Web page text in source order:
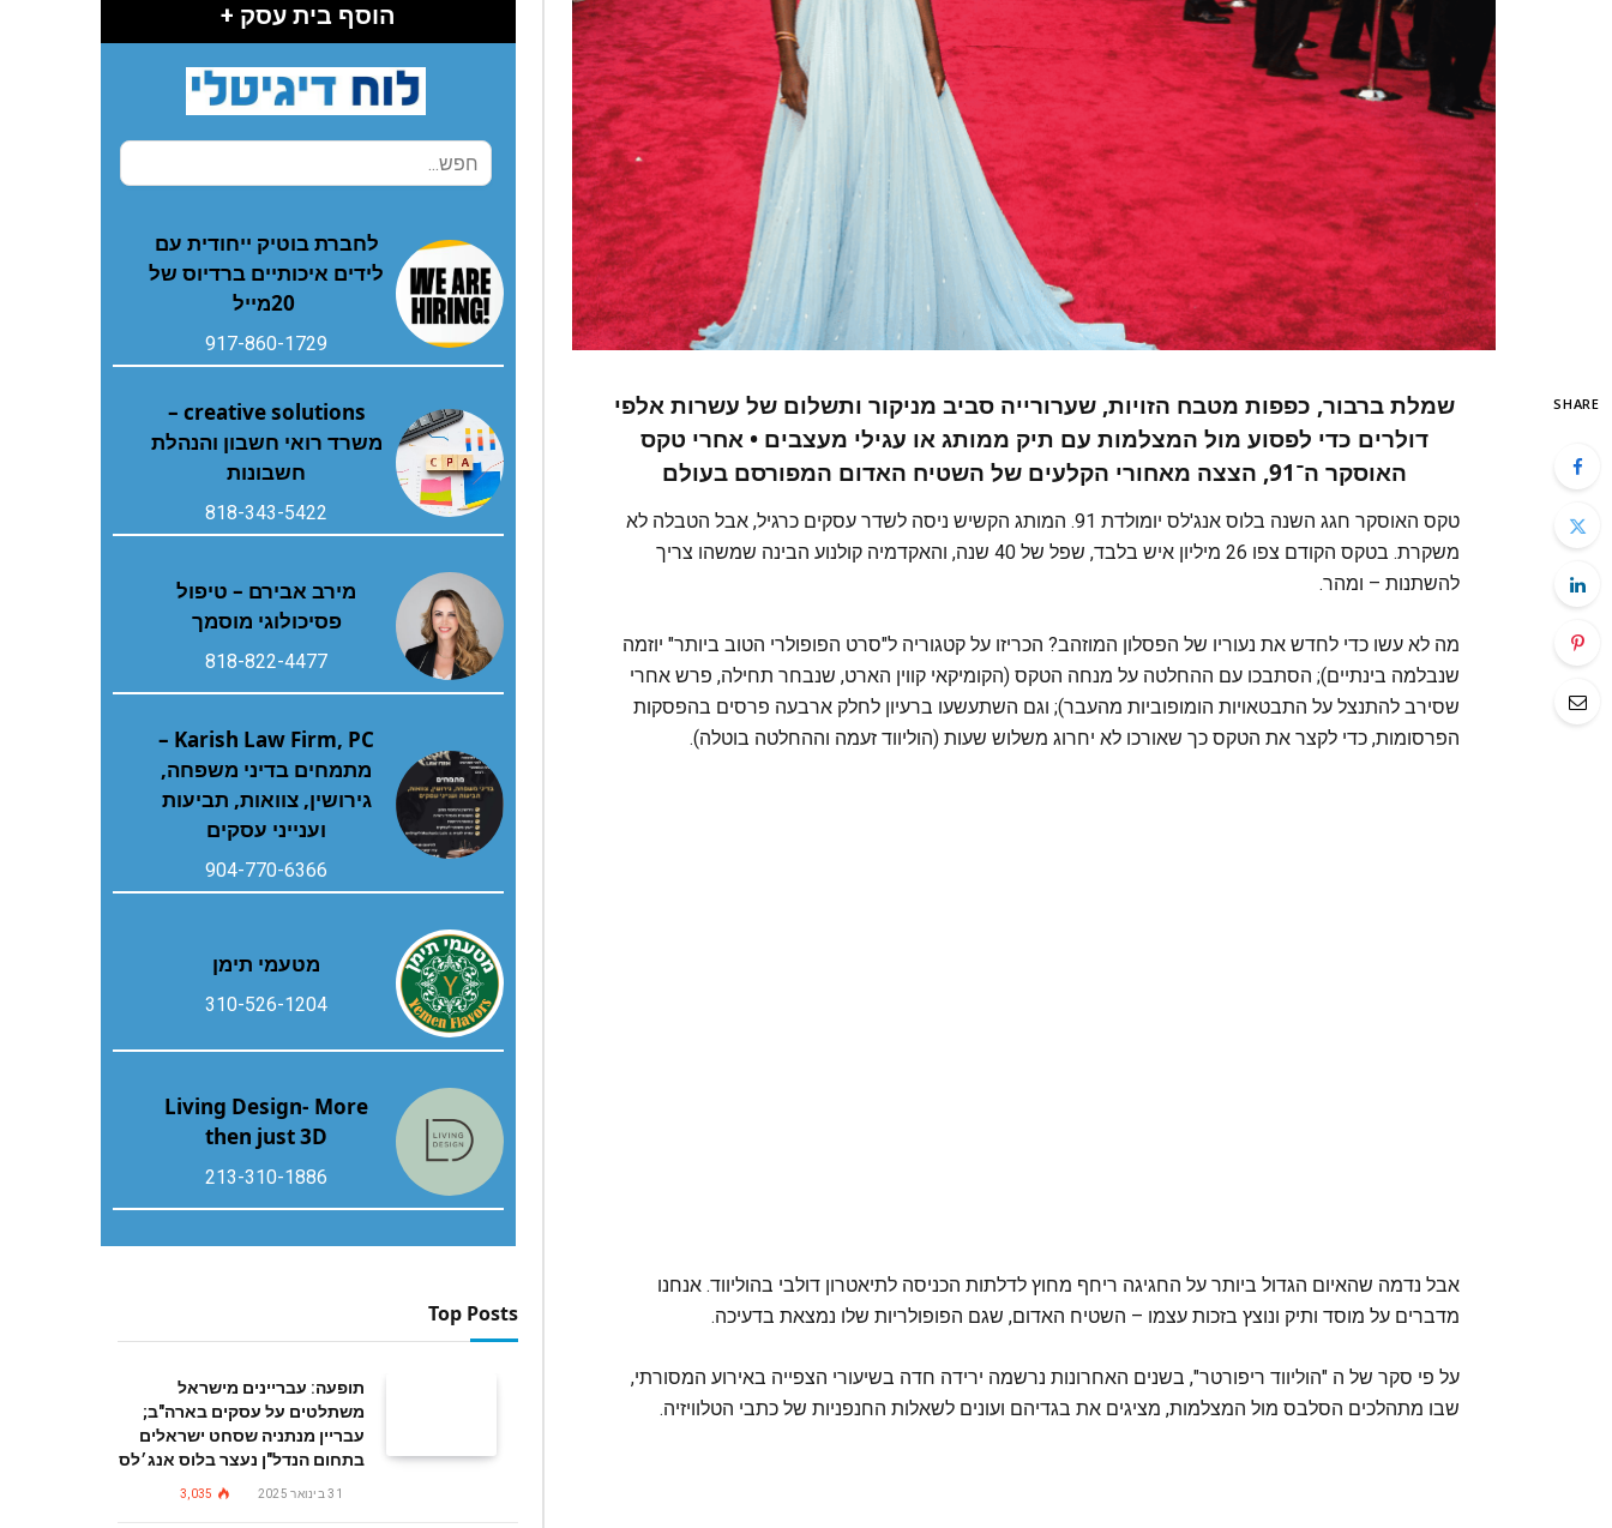
SHARE
שמלת ברבור, כפפות מטבח הזויות, שערורייה סביב מניקור ותשלום של עשרות אלפי
דולרים כדי לפסוע מול המצלמות עם תיק ממותג או עגילי מעצבים • אחרי טקס
האוסקר ה־91, הצצה מאחורי הקלעים של השטיח האדום המפורסם בעולם
טקס האוסקר חגג השנה בלוס אנג'לס יומולדת 91. המותג הקשיש ניסה לשדר עסקים כרגיל, אבל הטבלה לא
משקרת. בטקס הקודם צפו 26 מיליון איש בלבד, שפל של 40 שנה, והאקדמיה קולנוע הבינה שמשהו צריך
להשתנות – ומהר.
מה לא עשו כדי לחדש את נעוריו של הפסלון המוזהב? הכריזו על קטגוריה ל"סרט הפופולרי הטוב ביותר" יוזמה
שנבלמה בינתיים); הסתבכו עם ההחלטה על מנחה הטקס (הקומיקאי קווין הארט, שנבחר תחילה, פרש אחרי
שסירב להתנצל על התבטאויות הומופוביות מהעבר); וגם השתעשעו ברעיון לחלק ארבעה פרסים בהפסקות
הפרסומות, כדי לקצר את הטקס כך שאורכו לא יחרוג משלוש שעות (הוליווד זעמה וההחלטה בוטלה).
אבל נדמה שהאיום הגדול ביותר על החגיגה ריחף מחוץ לדלתות הכניסה לתיאטרון דולבי בהוליווד. אנחנו
מדברים על מוסד ותיק ונוצץ בזכות עצמו – השטיח האדום, שגם הפופולריות שלו נמצאת בדעיכה.
על פי סקר של ה "הוליווד ריפורטר", בשנים האחרונות נרשמה ירידה חדה בשיעורי הצפייה באירוע המסורתי,
שבו מתהלכים הסלבס מול המצלמות, מציגים את בגדיהם ועונים לשאלות החנפניות של כתבי הטלוויזיה.
הוסף בית עסק +
‬20‭ ‬מייל
917-860-1729
creative solutions –
משרד רואי חשבון והנהלת
חשבונות
818-343-5422
מירב אבירם – טיפול
פסיכולוגי מוסמך
818-822-4477
Karish Law Firm, PC –
מתמחים בדיני משפחה,
גירושין, צוואות, תביעות
וענייני עסקים
904-770-6366
מטעמי תימן
310-526-1204
Living Design- More
then just 3D
213-310-1886
Top Posts
תופעה: עבריינים מישראל
משתלטים על עסקים בארה"ב;
עבריין מנתניה שסחט ישראלים
בתחום הנדל"ן נעצר בלוס אנג׳לס
31 בינואר 2025 3,035